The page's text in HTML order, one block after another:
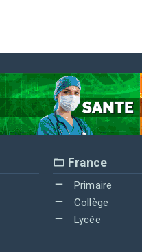
France
Primaire
Collège
Lycée